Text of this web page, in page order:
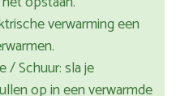
verwarming een
/ Schuur: sla je
op in een verwarmde